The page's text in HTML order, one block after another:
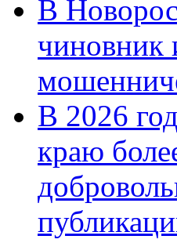
В
чиновник
В 2026
краю